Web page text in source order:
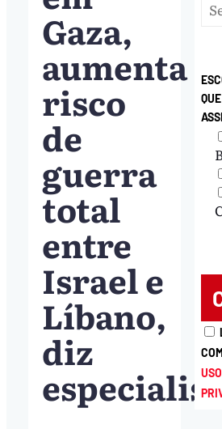
Gaza,
aumenta
risco
de
guerra
total
entre
Israel e
Líbano,
diz